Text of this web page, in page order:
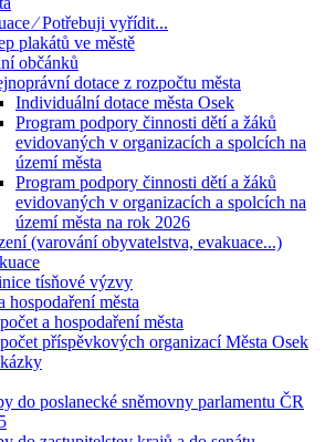
⁄ Potřebuji vyřídit...
plakátů ve městě
občánků
dotace z rozpočtu města
Individuální dotace města Osek
Program podpory činnosti dětí a žáků
evidovaných v organizacích a spolcích na
území města
Program podpory činnosti dětí a žáků
evidovaných v organizacích a spolcích na
území města na rok 2026
(varování obyvatelstva, evakuace...)
tísňové výzvy
hospodaření města
a hospodaření města
příspěvkových organizací Města Osek
do poslanecké sněmovny parlamentu ČR